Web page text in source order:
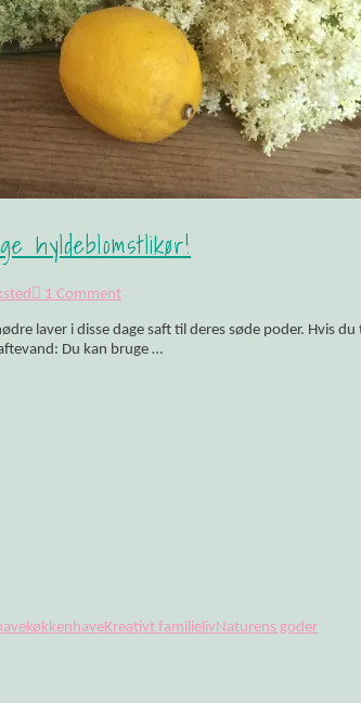
sukkerpolitikken!
hyldeblomstlikør!
1 Comment
laver i disse dage saft til deres søde poder. Hvis
Du kan bruge …
køkkenhaveKreativt familielivNaturens goder